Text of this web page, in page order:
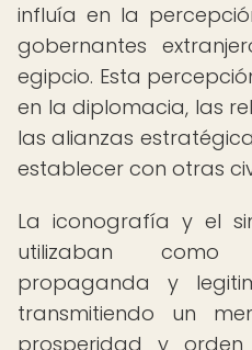
influía en la
gobernantes
egipcio. Esta
en la diplomacia, las
las alianzas
establecer con otras
La iconografía y el
utilizaban como
propaganda y
transmitiendo un
prosperidad y